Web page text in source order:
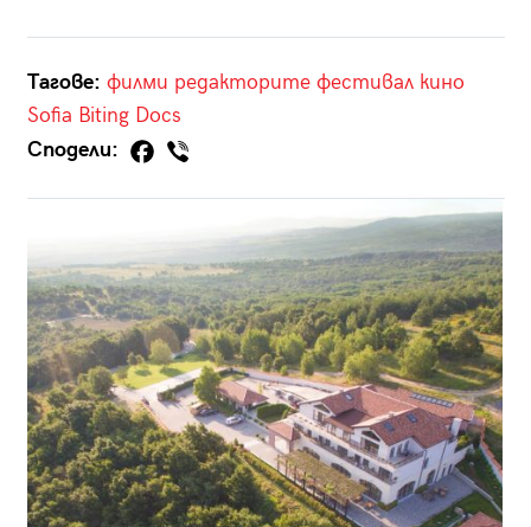
Тагове: филми редакторите фестивал кино
Sofia Biting Docs
Сподели: